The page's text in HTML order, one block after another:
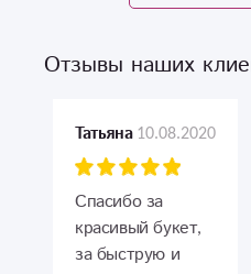
Отзывы наших
Татьяна 10.08.2020
Спасибо за
красивый букет,
за быструю и